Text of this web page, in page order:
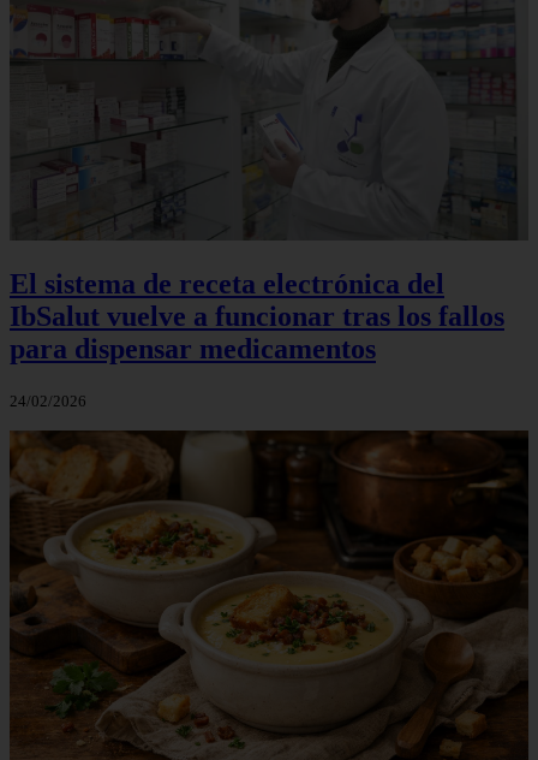
El sistema de receta electrónica del
IbSalut vuelve a funcionar tras los fallos
para dispensar medicamentos
24/02/2026